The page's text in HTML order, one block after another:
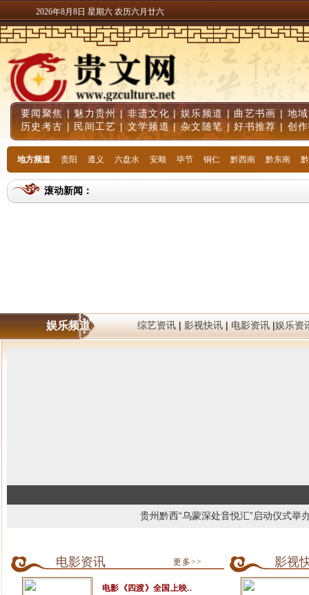
2026年8月8日 星期六 农历六月廿六
要闻聚焦| 魅力贵州|非遗文化 |娱乐频道 | 曲艺书画 | 地
历史考古 | 民间工艺 |文学频道|杂文随笔 |好书推荐 | 创
地方频道 贵阳 遵义 六盘水 安顺 毕节 铜仁 黔西南 黔东南
滚动新闻：
娱乐频道 综艺资讯 | 影视快讯 | 电影资讯 |娱乐资
贵州黔西“乌蒙深处音悦汇”启动仪式举
电影资讯 更多>>
电影《四渡》全国上映..
影视